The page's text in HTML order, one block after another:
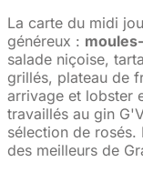
La carte du midi
généreux :
salade niçoise,
grillés, plateau de
arrivage et lobster
travaillés au gin
sélection de
des meilleurs de